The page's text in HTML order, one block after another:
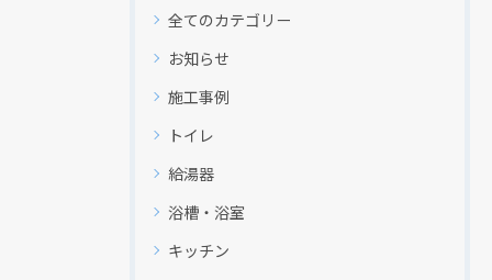
全てのカテゴリー
お知らせ
施工事例
トイレ
給湯器
浴槽・浴室
キッチン